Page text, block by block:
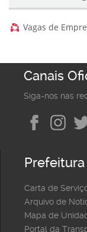
Vagas de
Canais
Siga-nos nas
Prefeitura
Carta de
Arquivo de
Mapa de
Portal da